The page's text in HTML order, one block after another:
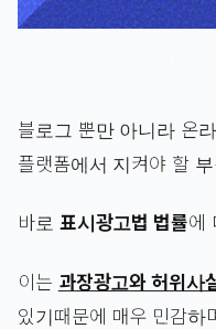
블로그 뿐만 아니라 온
플랫폼에서 지켜야 할
바로 표시광고법 법률에
이는 과장광고와 허위사
있기때문에 매우 민감하